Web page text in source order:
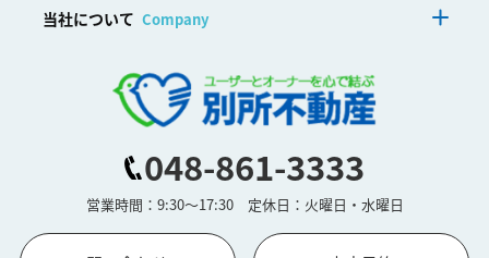
当社について Company
048-861-3333
営業時間：9:30～17:30 定休日：火曜日・水曜日